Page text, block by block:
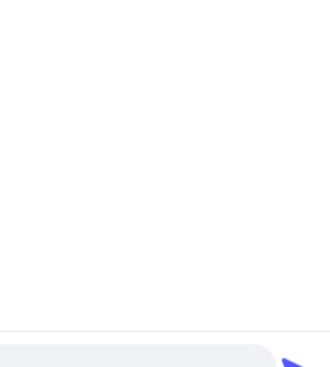
2022-2026 SHENZHEN RONGYANG